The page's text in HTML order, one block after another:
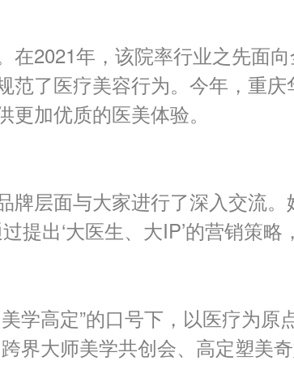
在2021年，该院率行业之先面
范了医疗美容行为。今年，重庆
加优质的医美体验。
层面与大家进行了深入交流。
提出‘大医生、大IP’的营销策
学高定”的口号下，以医疗为原
界大师美学共创会、高定塑美